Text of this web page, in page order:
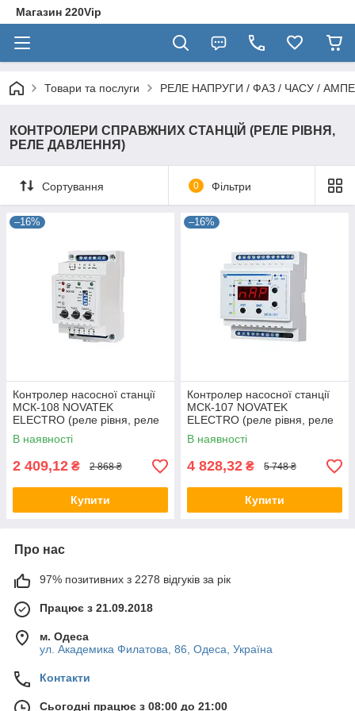
Магазин 220Vip
Товари та послуги РЕЛЕ НАПРУГИ / ФАЗ / ЧАСУ /
КОНТРОЛЕРИ СПРАВЖНИХ СТАНЦІЙ (РЕЛЕ РІВНЯ,
РЕЛЕ ДАВЛЕННЯ)
Сортування 0 Фільтри
–16%
Контролер насосної станції
МСК-108 NOVATEK
ELECTRO (реле рівня, реле
тиску)
В наявності
2 409,12 ₴ 2 868 ₴
Купити
–16%
Контролер насосної станції
МСК-107 NOVATEK
ELECTRO (реле рівня, реле
тиску)
В наявності
4 828,32 ₴ 5 748 ₴
Купити
Про нас
97% позитивних з 2278 відгуків за рік
Працює з 21.09.2018
м. Одеса
ул. Академика Филатова, 86, Одеса, Україна
Контакти
Сьогодні працює з 08:00 до 21:00